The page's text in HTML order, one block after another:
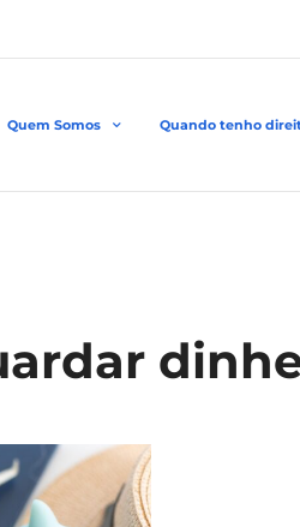
Quem Somos Quando tenho